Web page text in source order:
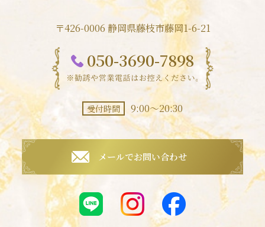
〒426-0006 静岡県藤枝市藤岡1-6-21
050-3690-7898
受付時間 9:00～20:30
メールでお問い合わせ